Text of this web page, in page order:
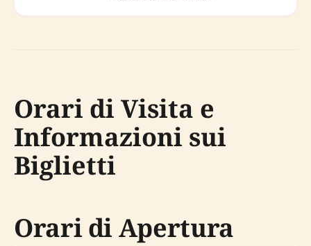
Orari di Visita e
Informazioni sui
Biglietti
Orari di Apertura